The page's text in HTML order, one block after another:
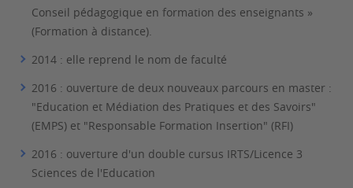
Conseil pédagogique en formation des enseignants »
(Formation à distance).
2014 : elle reprend le nom de faculté
2016 : ouverture de deux nouveaux parcours en master :
"Education et Médiation des Pratiques et des Savoirs"
(EMPS) et "Responsable Formation Insertion" (RFI)
2016 : ouverture d'un double cursus IRTS/Licence 3
Sciences de l'Education